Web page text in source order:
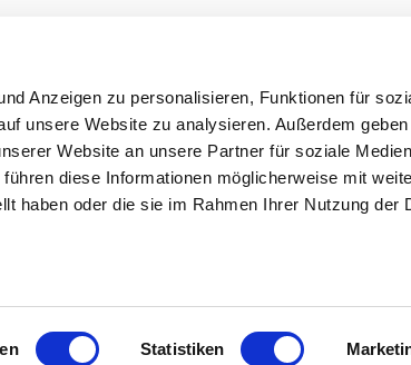
Anzeigen zu personalisieren, Funktionen für
unsere Website zu analysieren. Außerdem
Website an unsere Partner für soziale
diese Informationen möglicherweise mit
haben oder die sie im Rahmen Ihrer Nutzung der
Statistiken
Standort Augsburg
Standort Aachen
Standort Köln
Standort Münster